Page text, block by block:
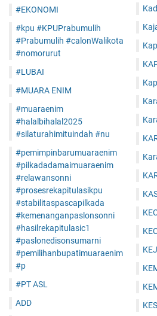
#EKONOMI
#kpu #KPUPrabumulih
#Prabumulih #calonWalikota
#nomorurut
#LUBAI
#MUARA ENIM
#muaraenim
#halalbihalal2025
#silaturahimituindah #nu
#pemimpinbarumuaraenim
#pilkadadamaimuaraenim
#relawansonni
#prosesrekapitulasikpu
#stabilitaspascapilkada
#kemenanganpaslonsonni
#hasilrekapitulasic1
#paslonedisonsumarni
#pemilihanbupatimuaraenim
#p
#PT ASL
ADD